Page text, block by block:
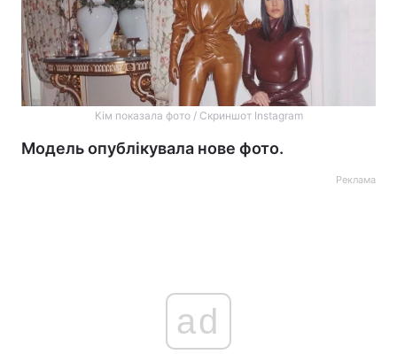
Кім показала фото / Скриншот Instagram
Модель опублікувала нове фото.
Реклама
ad